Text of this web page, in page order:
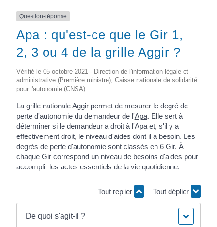
Question-réponse
Apa : qu'est-ce que le Gir 1,
2, 3 ou 4 de la grille Aggir ?
Vérifié le 05 octobre 2021 - Direction de l'information légale et
administrative (Première ministre), Caisse nationale de solidarité
pour l'autonomie (CNSA)
La grille nationaleAggirpermet de mesurer le degré de
perte d'autonomie du demandeur de l'Apa. Elle sert à
déterminer si le demandeur a droit à l'Apa et, s'il y a
effectivement droit, le niveau d'aides dont il a besoin. Les
degrés de perte d'autonomie sont classés en 6 Gir. À
chaque Gir correspond un niveau de besoins d'aides pour
accomplir les actes essentiels de la vie quotidienne.
Tout replier Tout déplier
De quoi s'agit-il ?